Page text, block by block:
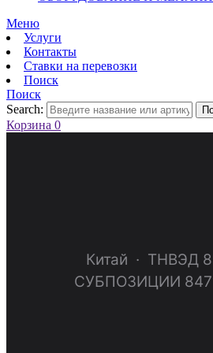
Меню
Услуги
Контакты
Ставки на перевозки
Поиск
Поиск
Search:
Корзина 0
Китай ·
СУБПОЗИЦИИ